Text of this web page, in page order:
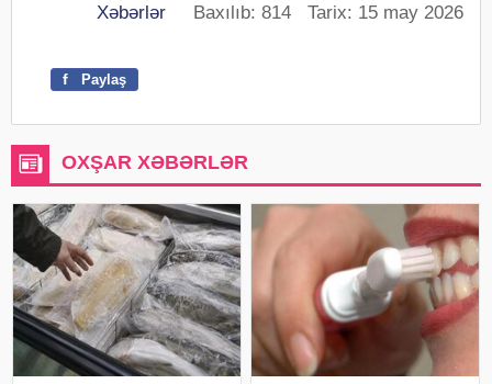
Xəbərlər Baxılıb: 814 Tarix: 15 may 2026
f Paylaş
OXŞAR XƏBƏRLƏR